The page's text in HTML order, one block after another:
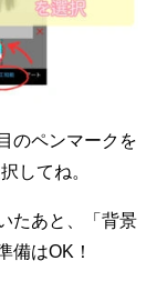
のペンマークを
してね。
たあと、「背景
備はOK！